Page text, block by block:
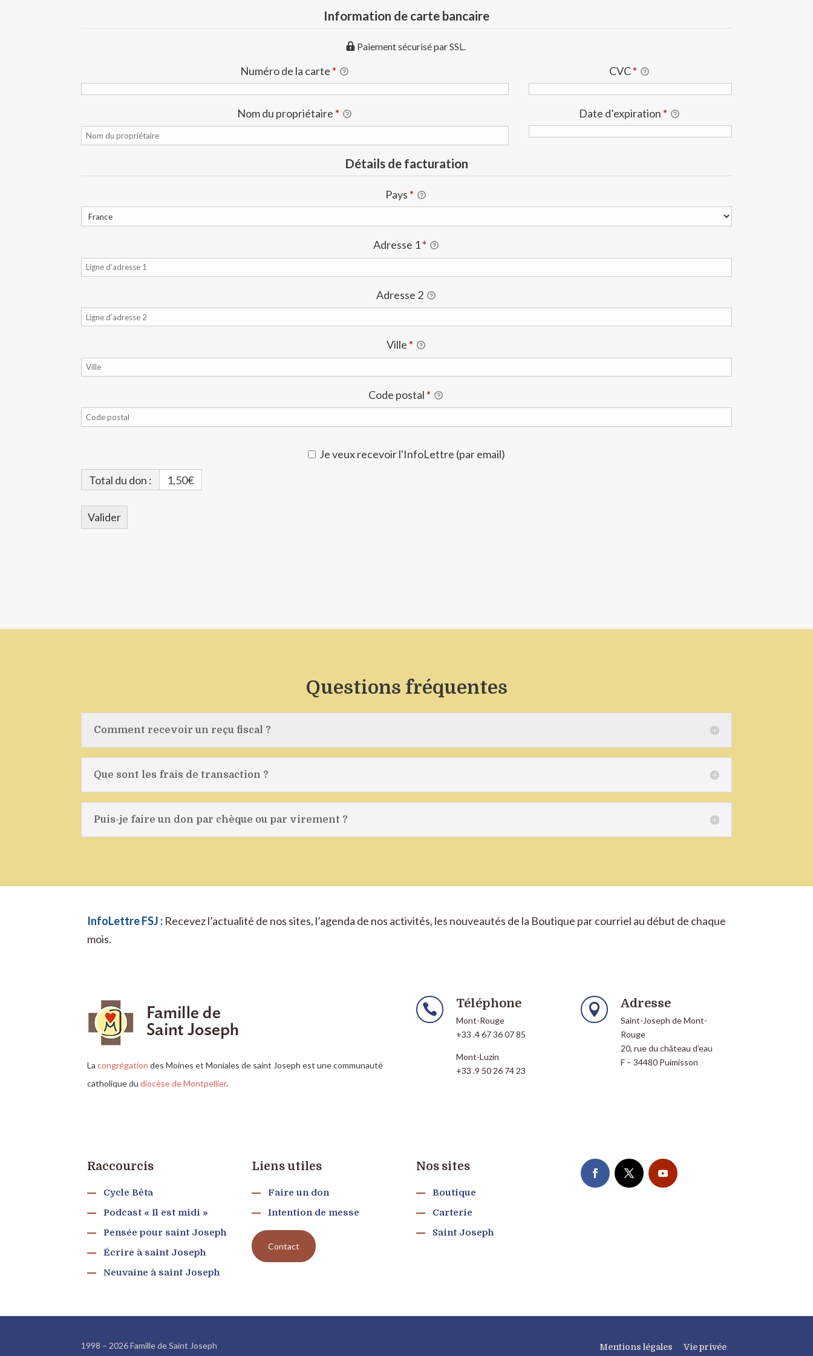
Information de carte bancaire
Paiement sécurisé par SSL.
Numéro de la carte * CVC*
Nom du propriétaire * Date d’expiration *
Détails de facturation
Pays *
Adresse 1*
Adresse 2
Ville *
Code postal *
Je veux recevoir l'InfoLettre (par email)
Total du don :
1,50€
Questions fréquentes
Comment recevoir un reçu fiscal ?
Que sont les frais de transaction ?
Puis-je faire un don par chèque ou par virement ?
InfoLettre FSJ : Recevez l’actualité de nos sites, l’agenda de nos activités, les nouveautés de la Boutique par courriel au début de chaque
mois.
La congrégation des Moines et Moniales de saint Joseph est une communauté
catholique du diocèse de Montpellier.
 Téléphone
Mont-Rouge
+33 .4 67 36 07 85
Mont-Luzin
+33 .9 50 26 74 23
 Adresse
Saint-Joseph de Mont-
Rouge
20, rue du château d’eau
F – 34480 Puimisson
Raccourcis
Cycle Bêta
Podcast « Il est midi »
Pensée pour saint Joseph
Écrire à saint Joseph
Neuvaine à saint Joseph
Liens utiles
Faire un don
Intention de messe
Contact
Nos sites
Boutique
Carterie
Saint Joseph
1998 – 2026 Famille de Saint Joseph Mentions légales Vie privée